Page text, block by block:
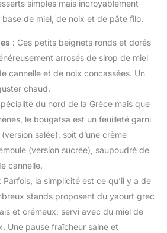
simples mais incroyablement
de miel, de noix et de pâte filo.
: Ces petits beignets ronds et dorés
arrosés de sirop de miel
cannelle et de noix concassées. Un
chaud.
du nord de la Grèce mais que
le bougatsa est un feuilleté garni
salée), soit d’une crème
(version sucrée), saupoudré de
cannelle.
: Parfois, la simplicité est ce qu’il y a de
stands proposent du yaourt grec
et crémeux, servi avec du miel de
Une pause fraîcheur saine et